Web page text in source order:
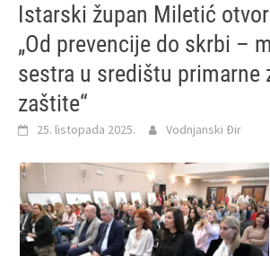
Istarski župan Miletić
„Od prevencije do skrbi –
sestra u središtu primarne
zaštite“
25. listopada 2025. Vodnjanski Đir